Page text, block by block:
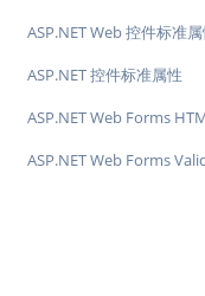
ASP.NET Web 控件标准
ASP.NET 控件标准属性
ASP.NET Web Forms
ASP.NET Web Forms